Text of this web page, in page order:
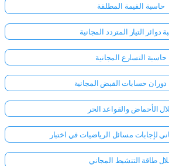
حاسبة القيمة المطلقة
دوائر التيار المتردد المجانية
حاسبة التسارع المجانية
حسابات القبض المجانية
الأحماض والقواعد الحر
طاقة التنشيط المجاني